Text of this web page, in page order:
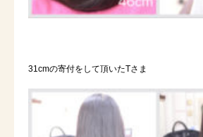
31cmの寄付をして頂いたTさま